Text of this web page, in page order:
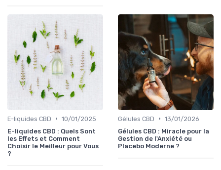
E-liquides CBD • 10/01/2025
E-liquides CBD : Quels Sont
les Effets et Comment
Choisir le Meilleur pour Vous
?
Gélules CBD • 13/01/2026
Gélules CBD : Miracle pour la
Gestion de l'Anxiété ou
Placebo Moderne ?